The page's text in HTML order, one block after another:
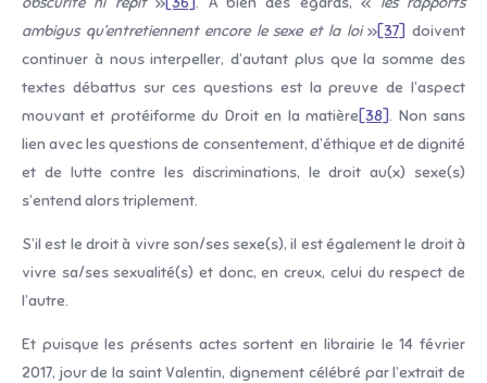
ambigus qu’entretiennent encore le sexe et la loi»[37] doivent
continuer à nous interpeller, d’autant plus que la somme des
textes débattus sur ces questions est la preuve de l’aspect
mouvant et protéiforme du Droit en la matière[38]. Non sans
lien avec les questions de consentement, d’éthique et de dignité
et de lutte contre les discriminations, le droit au(x) sexe(s)
s’entend alors triplement.
S’il est le droit à vivre son/ses sexe(s), il est également le droit à
vivre sa/ses sexualité(s) et donc, en creux, celui du respect de
l’autre.
Et puisque les présents actes sortent en librairie le 14 février
2017, jour de la saint Valentin, dignement célébré par l’extrait de